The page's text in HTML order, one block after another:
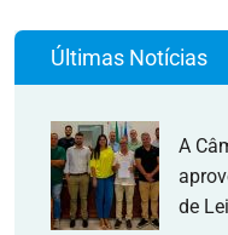
Últimas Notícias
A
de